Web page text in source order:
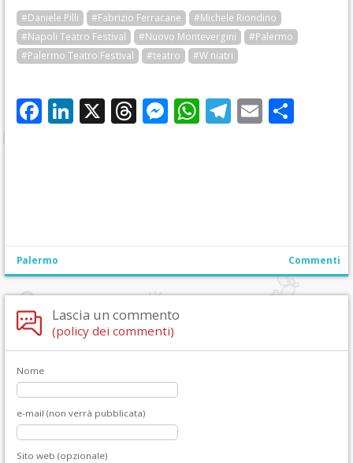
#Daniele Pilli #Fabrizio Ferracane
#Michele Riondino
#Napoli Teatro Festival
#Nuovo Montevergini
#Palermo
#Palermo Teatro Festival
#teatro #W niatri
Facebook
LinkedIn
X Threads
Messenger
WhatsApp
Telegram
Email
Palermo Commenti
Lascia un commento
(policy dei commenti)
Nome
e-mail (non verrà pubblicata)
Sito web (opzionale)